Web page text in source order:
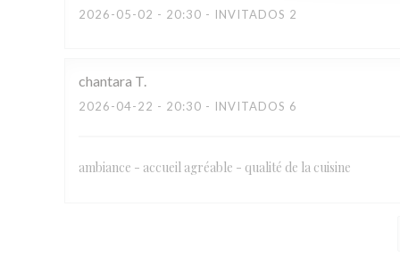
2026-05-02 - 20:30 - INVITADOS 2
chantara T
2026-04-22 - 20:30 - INVITADOS 6
ambiance - accueil agréable - qualité de la cuisine